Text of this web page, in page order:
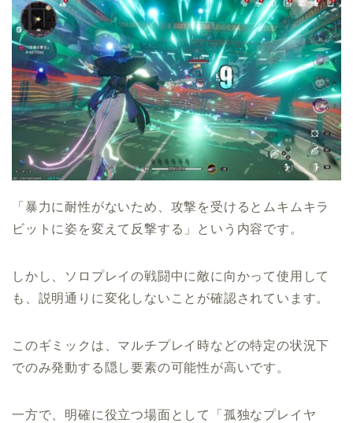
「暴力に耐性がないため、攻撃を受けるとムキムキラ
ビットに姿を変えて反撃する」という内容です。
しかし、ソロプレイの戦闘中に敵に向かって使用して
も、説明通りに変化しないことが確認されています。
このギミックは、マルチプレイ時などの特定の状況下
でのみ発動する隠し要素の可能性が高いです。
一方で、明確に役立つ場面として「孤独なプレイヤ